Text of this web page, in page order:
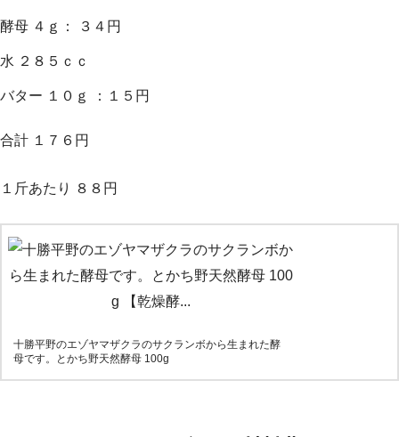
酵母 ４ｇ： ３４円
水 ２８５ｃｃ
バター １０ｇ ：１５円
合計 １７６円
１斤あたり ８８円
十勝平野のエゾヤマザクラのサクランボから生まれた酵
母です。とかち野天然酵母 100g